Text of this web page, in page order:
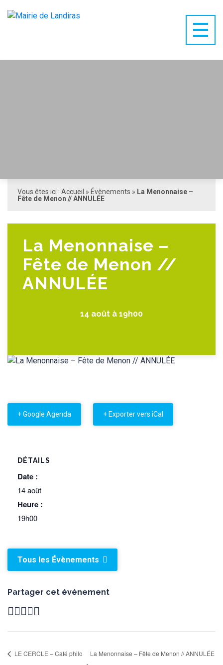
Vous êtes ici : Accueil » Évènements » La Menonnaise –
Fête de Menon // ANNULÉE
La Menonnaise –
Fête de Menon //
ANNULÉE
14 août à 19h00
+ Google Agenda + Exporter vers iCal
DÉTAILS
Date :
14 août
Heure :
19h00
Tous les Évènements
Partager cet événement
LE CERCLE – Café philo La Menonnaise – Fête de Menon // ANNULÉE